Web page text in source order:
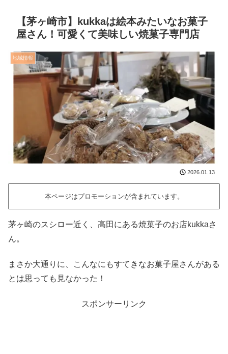
【茅ヶ崎市】kukkaは絵本みたいなお菓子
屋さん！可愛くて美味しい焼菓子専門店
地域情報
2026.01.13
本ページはプロモーションが含まれています。
茅ヶ崎のスシロー近く、高田にある焼菓子のお店kukkaさ
ん。
まさか大通りに、こんなにもすてきなお菓子屋さんがある
とは思っても見なかった！
スポンサーリンク